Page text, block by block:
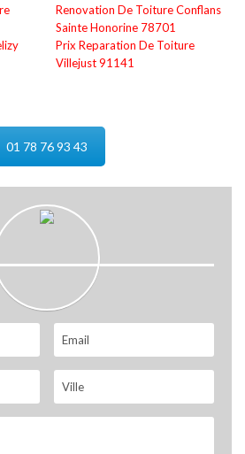
Renovation De Toiture Conflans
Sainte Honorine 78701
Prix Reparation De Toiture
Villejust 91141
01 78 76 93 43